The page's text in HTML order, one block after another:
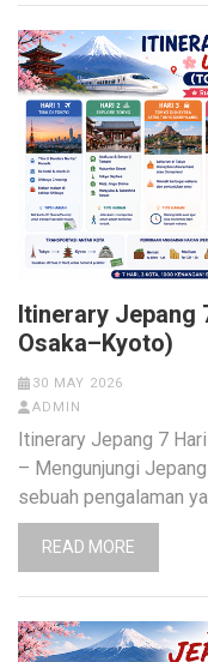
Itinerary Jepang
Osaka–Kyoto)
30 MAY 2026
ADMIN
Itinerary Jepang 7
– Mengunjungi
sebuah pengalaman
READ MORE